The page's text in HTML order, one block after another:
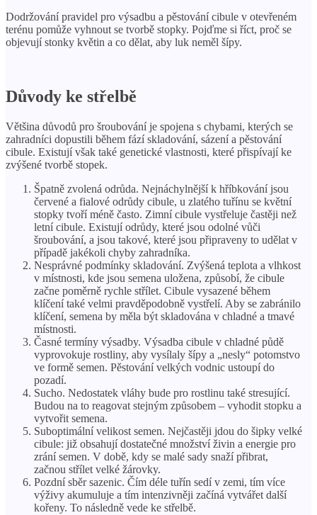
Dodržování pravidel pro výsadbu a pěstování cibule v otevřeném
terénu pomůže vyhnout se tvorbě stopky. Pojďme si říct, proč se
objevují stonky květin a co dělat, aby luk neměl šípy.
Důvody ke střelbě
Většina důvodů pro šroubování je spojena s chybami, kterých se
zahradníci dopustili během fází skladování, sázení a pěstování
cibule. Existují však také genetické vlastnosti, které přispívají ke
zvýšené tvorbě stopek.
Špatně zvolená odrůda. Nejnáchylnější k hříbkování jsou
červené a fialové odrůdy cibule, u zlatého tuřínu se květní
stopky tvoří méně často. Zimní cibule vystřeluje častěji než
letní cibule. Existují odrůdy, které jsou odolné vůči
šroubování, a jsou takové, které jsou připraveny to udělat v
případě jakékoli chyby zahradníka.
Nesprávné podmínky skladování. Zvýšená teplota a vlhkost
v místnosti, kde jsou semena uložena, způsobí, že cibule
začne poměrně rychle střílet. Cibule vysazené během
klíčení také velmi pravděpodobně vystřelí. Aby se zabránilo
klíčení, semena by měla být skladována v chladné a tmavé
místnosti.
Časné termíny výsadby. Výsadba cibule v chladné půdě
vyprovokuje rostliny, aby vysílaly šípy a „nesly“ potomstvo
ve formě semen. Pěstování velkých vodnic ustoupí do
pozadí.
Sucho. Nedostatek vláhy bude pro rostlinu také stresující.
Budou na to reagovat stejným způsobem – vyhodit stopku a
vytvořit semena.
Suboptimální velikost semen. Nejčastěji jdou do šipky velké
cibule: již obsahují dostatečné množství živin a energie pro
zrání semen. V době, kdy se malé sady snaží přibrat,
začnou střílet velké žárovky.
Pozdní sběr sazenic. Čím déle tuřín sedí v zemi, tím více
výživy akumuluje a tím intenzivněji začíná vytvářet další
kořeny. To následně vede ke střelbě.